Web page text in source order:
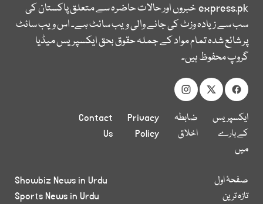
express.pkخبروں اور حالات حاضرہ سے متعلق پاکستان کی
سب سے زیادہ وزٹ کی جانے والی ویب سائٹ ہے۔ اس ویب سائٹ
پر شائع شدہ تمام مواد کے جملہ حقوق بحق ایکسپریس میڈیا
گروپ محفوظ ہیں۔
ایکسپریس
کے بارے
میں
ضابطہ
اخلاق
Privacy
Policy
Contact
Us
صفحۂ اول
تازہ ترین
Showbiz News in Urdu
Sports News in Urdu